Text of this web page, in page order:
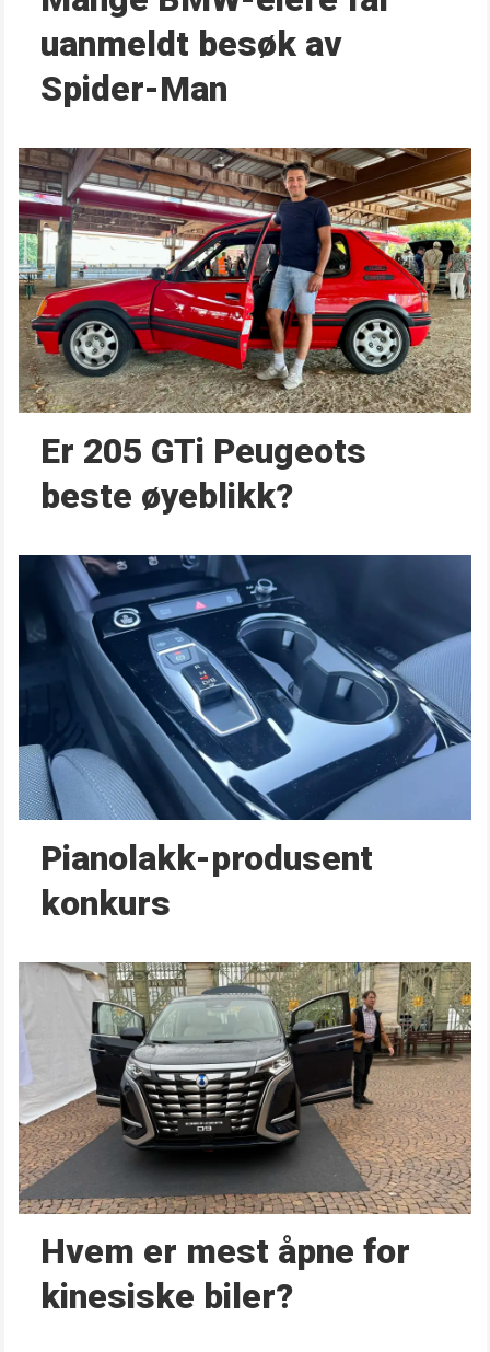
uanmeldt besøk av
Spider-Man
Er 205 GTi Peugeots
beste øyeblikk?
Pianolakk-produsent
konkurs
Hvem er mest åpne for
kinesiske biler?